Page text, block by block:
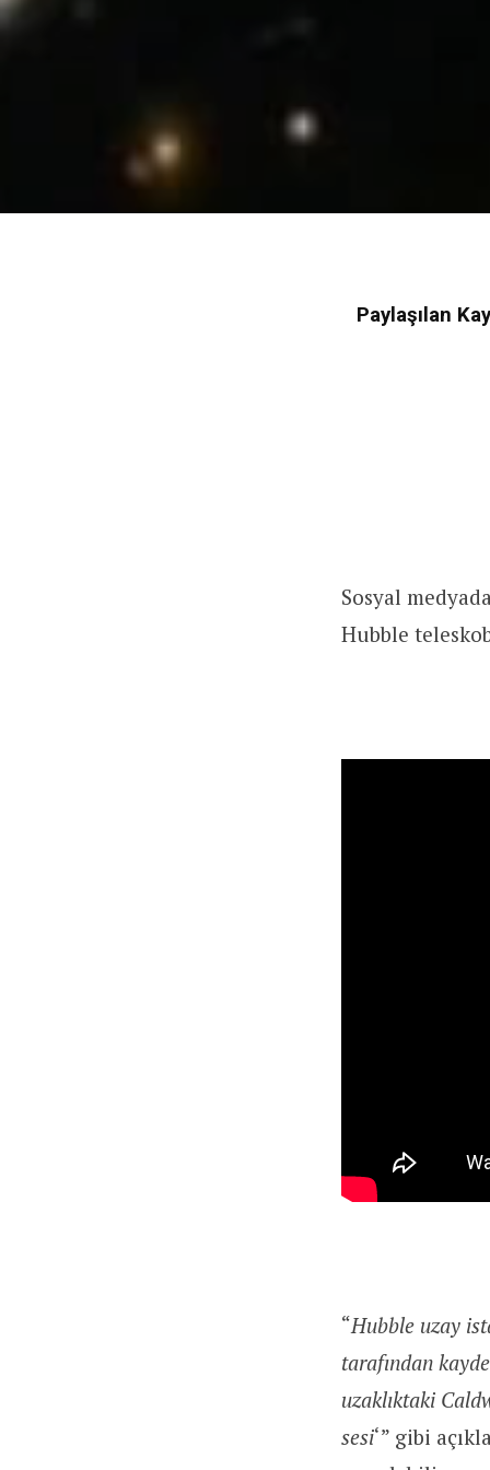
Paylaşılan
Sosyal
Hubble
“Hubble uzay
tarafından
uzaklıktaki
sesi‘” gibi